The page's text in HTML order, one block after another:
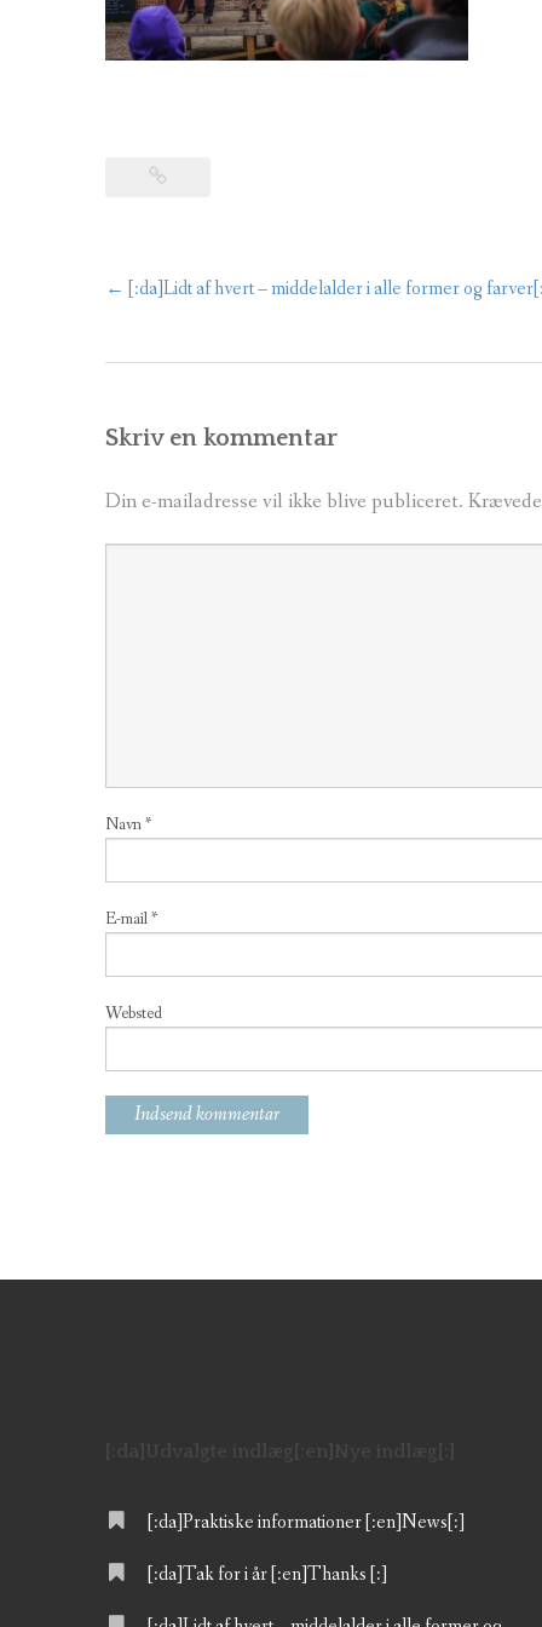
Post
navigation
← [:da]Lidt af hvert – middelalder i alle former og
Skriv en kommentar
Din e-mailadresse vil ikke blive publiceret.
Navn*
E-mail*
Websted
[:da]Praktiske informationer [:en]News[:]
[:da]Tak for i år [:en]Thanks [:]